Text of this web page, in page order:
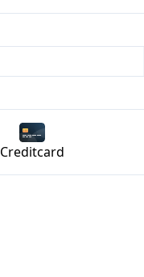
Creditcard